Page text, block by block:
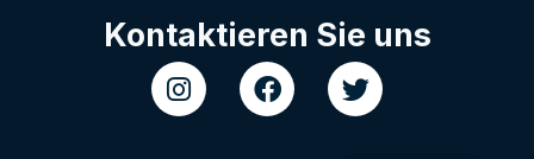
Kontaktieren Sie uns